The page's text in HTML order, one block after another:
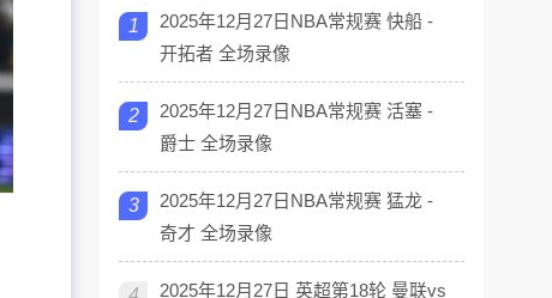
1
2025年12月27日NBA常规赛 快船 -
开拓者 全场录像
2
2025年12月27日NBA常规赛 活塞 -
爵士 全场录像
3
2025年12月27日NBA常规赛 猛龙 -
奇才 全场录像
2025年12月27日 英超第18轮 曼联vs